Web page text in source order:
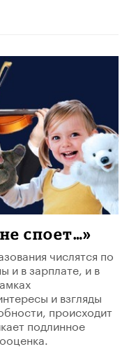
споет…»
числятся по
и в зарплате, и в
и взгляды
происходит
подлинное